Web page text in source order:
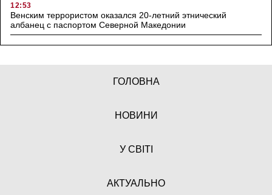
12:53
Венским террористом оказался 20-летний этнический
албанец с паспортом Северной Македонии
ГОЛОВНА
НОВИНИ
У СВІТІ
АКТУАЛЬНО